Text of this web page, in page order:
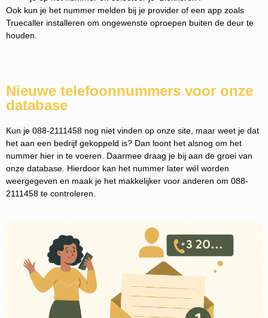
Ook kun je het nummer melden bij je provider of een app zoals
Truecaller installeren om ongewenste oproepen buiten de deur te
houden.
Nieuwe telefoonnummers voor onze
database
Kun je 088-2111458 nog niet vinden op onze site, maar weet je dat
het aan een bedrijf gekoppeld is? Dan loont het alsnog om het
nummer hier in te voeren. Daarmee draag je bij aan de groei van
onze database. Hierdoor kan het nummer later wél worden
weergegeven en maak je het makkelijker voor anderen om 088-
2111458 te controleren.